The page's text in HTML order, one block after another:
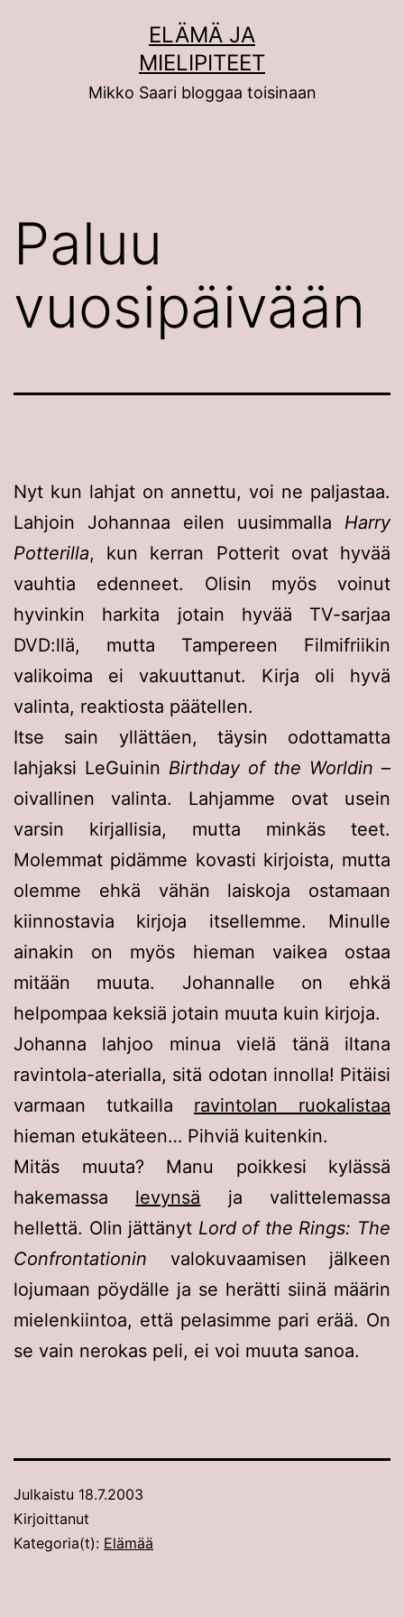
ELÄMÄ JA
MIELIPITEET
Mikko Saari bloggaa toisinaan
Paluu
vuosipäivään
Nyt kun lahjat on annettu, voi ne paljastaa.
Lahjoin Johannaa eilen uusimmalla Harry
Potterilla, kun kerran Potterit ovat hyvää
vauhtia edenneet. Olisin myös voinut
hyvinkin harkita jotain hyvää TV-sarjaa
DVD:llä, mutta Tampereen Filmifriikin
valikoima ei vakuuttanut. Kirja oli hyvä
valinta, reaktiosta päätellen.
Itse sain yllättäen, täysin odottamatta
lahjaksi LeGuinin Birthday of the Worldin –
oivallinen valinta. Lahjamme ovat usein
varsin kirjallisia, mutta minkäs teet.
Molemmat pidämme kovasti kirjoista, mutta
olemme ehkä vähän laiskoja ostamaan
kiinnostavia kirjoja itsellemme. Minulle
ainakin on myös hieman vaikea ostaa
mitään muuta. Johannalle on ehkä
helpompaa keksiä jotain muuta kuin kirjoja.
Johanna lahjoo minua vielä tänä iltana
ravintola-aterialla, sitä odotan innolla! Pitäisi
varmaan tutkailla ravintolan ruokalistaa
hieman etukäteen… Pihviä kuitenkin.
Mitäs muuta? Manu poikkesi kylässä
hakemassa levynsä ja valittelemassa
hellettä. Olin jättänyt Lord of the Rings: The
Confrontationin valokuvaamisen jälkeen
lojumaan pöydälle ja se herätti siinä määrin
mielenkiintoa, että pelasimme pari erää. On
se vain nerokas peli, ei voi muuta sanoa.
Julkaistu 18.7.2003
Kirjoittanut
Kategoria(t): Elämää